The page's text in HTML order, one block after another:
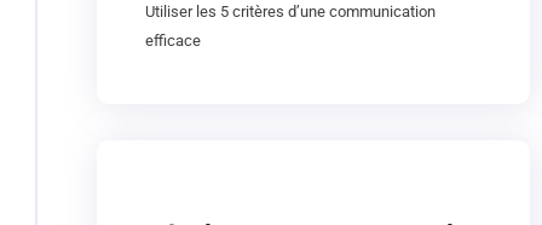
Utiliser les 5 critères d’une communication
efficace